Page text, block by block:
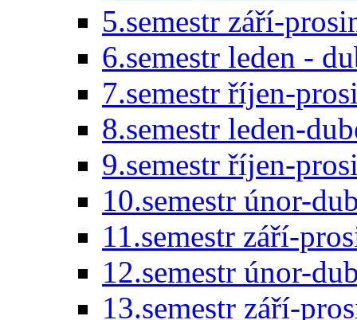
5.semestr září-
6.semestr leden -
7.semestr říjen-
8.semestr leden-
9.semestr říjen-
10.semestr únor-
11.semestr září-
12.semestr únor-
13.semestr září-